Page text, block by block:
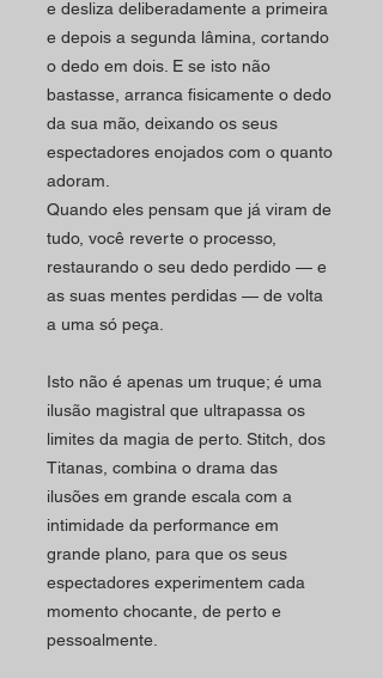
e desliza deliberadamente a primeira
e depois a segunda lâmina, cortando
o dedo em dois. E se isto não
bastasse, arranca fisicamente o dedo
da sua mão, deixando os seus
espectadores enojados com o quanto
adoram.
Quando eles pensam que já viram de
tudo, você reverte o processo,
restaurando o seu dedo perdido — e
as suas mentes perdidas — de volta
a uma só peça.
Isto não é apenas um truque; é uma
ilusão magistral que ultrapassa os
limites da magia de perto. Stitch, dos
Titanas, combina o drama das
ilusões em grande escala com a
intimidade da performance em
grande plano, para que os seus
espectadores experimentem cada
momento chocante, de perto e
pessoalmente.